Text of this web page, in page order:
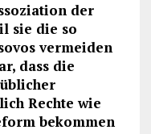
der
sie die so
vermeiden
dass die
Rechte wie
bekommen